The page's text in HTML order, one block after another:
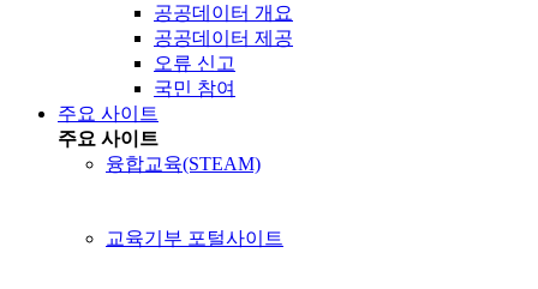
공공데이터 개요
공공데이터 제공
오류 신고
국민 참여
주요 사이트
주요 사이트
융합교육(STEAM)
교육기부 포털사이트